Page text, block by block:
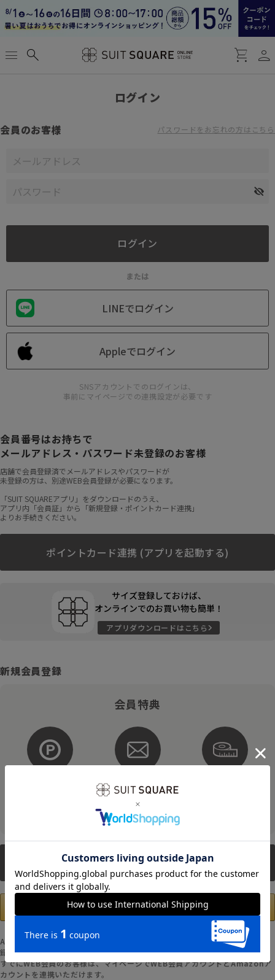
menu search shopping_cart person
ログイン
会員のお客様 パスワードをお忘れの方はこちら
または
LINEでログイン
Appleでログイン
SNSアカウントでのログインは、
事前にマイページでの連携設定が必要です
会員番号はお持ちで
メールアドレス・パスワード未登録のお客様
店舗で会員登録済でメールアドレスやパスワードが
未登録の方は、別途WEB会員登録が必要になります。
「SUIT SQUAREアプリ」をダウンロードのうえ、
アプリ内「会員証」から「新規登録・ポイントカード連携」
よりお手続きください。
ポイントカード連携 (アプリを起動する)
サイズ登録しておけば、
オンラインでのお買い物も簡単！
アプリダウンロードはこちら
新規会員登録
会員特典
メルマガ配信
そのほかにもさまざまなキャンペーンを予定しています。
新規会員登録
Amazonアカウントの登録情報を使用して、お支払いおよび新規WEB会員登
録が可能です。
すでにWEB会員のお客様は、マイページでWEB会員アカウントとAmazonア
カウントを連携いただけます。